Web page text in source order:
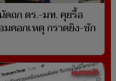
ดถก ตร.-มท. คุยรื้อ
คอกเหตุ กราดยิง-ชัก